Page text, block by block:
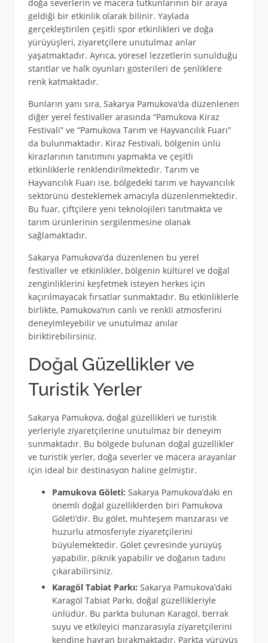
doğa severlerin ve macera tutkunlarının bir araya
geldiği bir etkinlik olarak bilinir. Yaylada
gerçekleştirilen çeşitli spor etkinlikleri ve doğa
yürüyüşleri, ziyaretçilere unutulmaz anlar
yaşatmaktadır. Ayrıca, yöresel lezzetlerin sunulduğu
stantlar ve halk oyunları gösterileri de şenliklere
renk katmaktadır.
Bunların yanı sıra, Sakarya Pamukova’da düzenlenen
diğer yerel festivaller arasında “Pamukova Kiraz
Festivali” ve “Pamukova Tarım ve Hayvancılık Fuarı”
da bulunmaktadır. Kiraz Festivali, bölgenin ünlü
kirazlarının tanıtımını yapmakta ve çeşitli
etkinliklerle renklendirilmektedir. Tarım ve
Hayvancılık Fuarı ise, bölgedeki tarım ve hayvancılık
sektörünü desteklemek amacıyla düzenlenmektedir.
Bu fuar, çiftçilere yeni teknolojileri tanıtmakta ve
tarım ürünlerinin sergilenmesine olanak
sağlamaktadır.
Sakarya Pamukova’da düzenlenen bu yerel
festivaller ve etkinlikler, bölgenin kültürel ve doğal
zenginliklerini keşfetmek isteyen herkes için
kaçırılmayacak fırsatlar sunmaktadır. Bu etkinliklerle
birlikte, Pamukova’nın canlı ve renkli atmosferini
deneyimleyebilir ve unutulmaz anılar
biriktirebilirsiniz.
Doğal Güzellikler ve
Turistik Yerler
Sakarya Pamukova, doğal güzellikleri ve turistik
yerleriyle ziyaretçilerine unutulmaz bir deneyim
sunmaktadır. Bu bölgede bulunan doğal güzellikler
ve turistik yerler, doğa severler ve macera arayanlar
için ideal bir destinasyon haline gelmiştir.
Pamukova Göleti: Sakarya Pamukova’daki en
önemli doğal güzelliklerden biri Pamukova
Göleti’dir. Bu gölet, muhteşem manzarası ve
huzurlu atmosferiyle ziyaretçilerini
büyülemektedir. Gölet çevresinde yürüyüş
yapabilir, piknik yapabilir ve doğanın tadını
çıkarabilirsiniz.
Karagöl Tabiat Parkı: Sakarya Pamukova’daki
Karagöl Tabiat Parkı, doğal güzellikleriyle
ünlüdür. Bu parkta bulunan Karagöl, berrak
suyu ve etkileyici manzarasıyla ziyaretçilerini
kendine hayran bırakmaktadır. Parkta yürüyüş